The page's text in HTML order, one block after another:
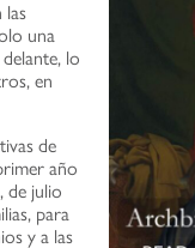
las
una
lo
en
de
año
de julio
para
y a las